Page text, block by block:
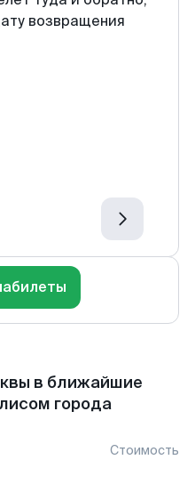
возвращения
в ближайшие
города
Стоимость